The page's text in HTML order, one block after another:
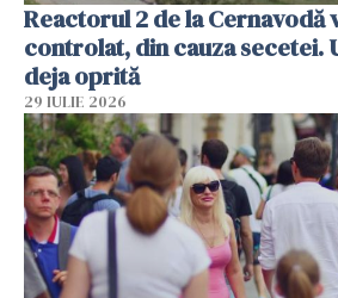
Reactorul 2 de la Cernavodă
controlat, din cauza secetei.
deja oprită
29 IULIE 2026